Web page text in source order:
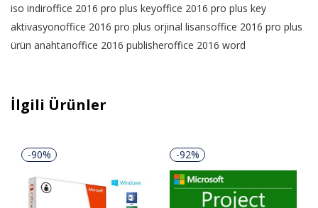
iso indiroffice 2016 pro plus keyoffice 2016 pro plus key
aktivasyonoffice 2016 pro plus orjinal lisansoffice 2016 pro plus
ürün anahtarıoffice 2016 publisheroffice 2016 word
İlgili Ürünler
-90% -92%